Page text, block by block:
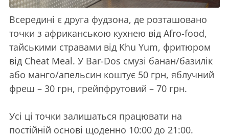
Всередині є друга фудзона, де розташовано
точки з африканською кухнею від Afro-food,
тайськими стравами від Khu Yum, фритюром
від Cheat Meal. У Bar-Dos смузі банан/базилік
або манго/апельсин коштує 50 грн, яблучний
фреш – 30 грн, грейпфрутовий – 70 грн.
Усі ці точки залишаться працювати на
постійній основі щоденно 10:00 до 21:00.